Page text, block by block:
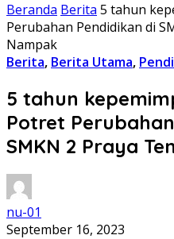
Beranda Berita 5 tahun
Perubahan Pendidikan di
Nampak
Berita, Berita Utama,
5 tahun
Potret
SMKN 2 Praya
nu-01
September 16, 2023